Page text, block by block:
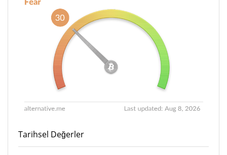
Tarihsel Değerler